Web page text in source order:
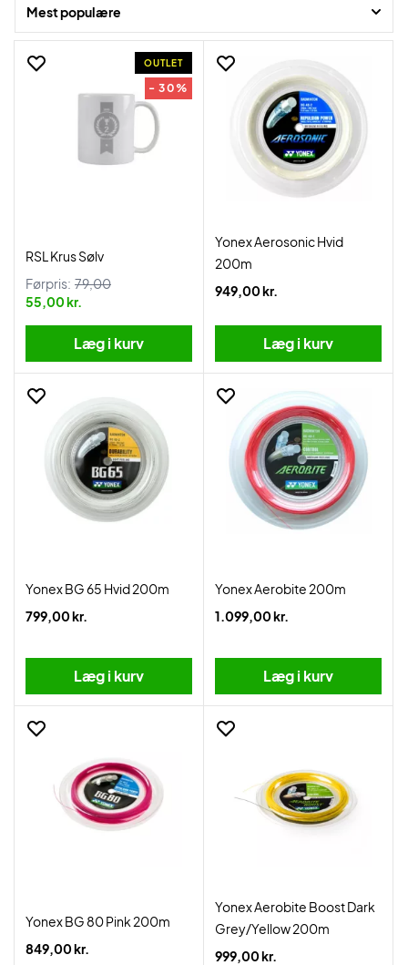
Mest populære
OUTLET
- 30%
RSL Krus Sølv
Førpris: 79,00
55,00 kr.
Læg i kurv
Yonex Aerosonic Hvid
200m
949,00 kr.
Læg i kurv
Yonex BG 65 Hvid 200m
799,00 kr.
Læg i kurv
Yonex Aerobite 200m
1.099,00 kr.
Læg i kurv
Yonex BG 80 Pink 200m
849,00 kr.
Yonex Aerobite Boost Dark
Grey/Yellow 200m
999,00 kr.